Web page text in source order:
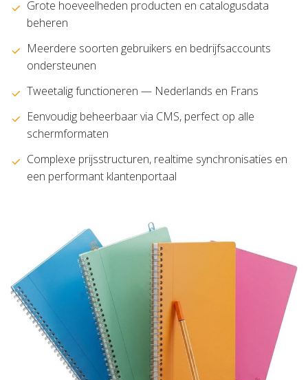
Grote hoeveelheden producten en catalogusdata
beheren
Meerdere soorten gebruikers en bedrijfsaccounts
ondersteunen
Tweetalig functioneren — Nederlands en Frans
Eenvoudig beheerbaar via CMS, perfect op alle
schermformaten
Complexe prijsstructuren, realtime synchronisaties en
een performant klantenportaal